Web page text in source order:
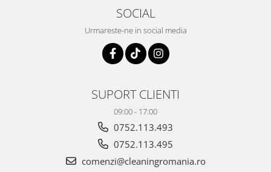
SOCIAL
Urmareste-ne in social media
SUPORT CLIENTI
09:00 - 17:00
0752.113.493
0752.113.495
comenzi@cleaningromania.ro